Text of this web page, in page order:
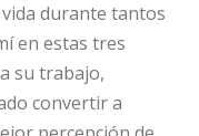
durante tantos
en estas tres
su trabajo,
convertir a